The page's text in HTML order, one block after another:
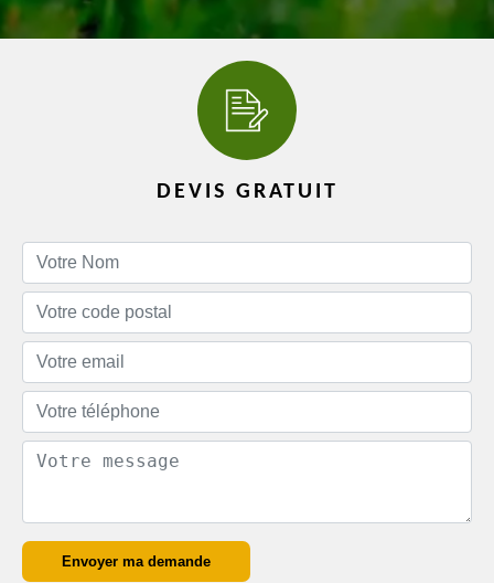
DEVIS GRATUIT